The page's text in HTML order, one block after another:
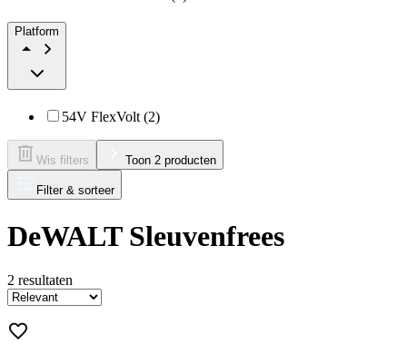
Platform
54V FlexVolt (2)
Wis filters Toon 2 producten
Filter & sorteer
DeWALT Sleuvenfrees
2 resultaten